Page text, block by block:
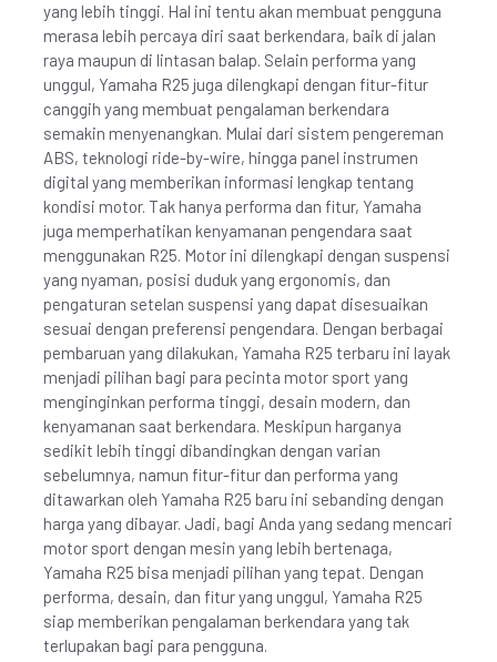
yang lebih tinggi. Hal ini tentu akan membuat pengguna
merasa lebih percaya diri saat berkendara, baik di jalan
raya maupun di lintasan balap. Selain performa yang
unggul, Yamaha R25 juga dilengkapi dengan fitur-fitur
canggih yang membuat pengalaman berkendara
semakin menyenangkan. Mulai dari sistem pengereman
ABS, teknologi ride-by-wire, hingga panel instrumen
digital yang memberikan informasi lengkap tentang
kondisi motor. Tak hanya performa dan fitur, Yamaha
juga memperhatikan kenyamanan pengendara saat
menggunakan R25. Motor ini dilengkapi dengan suspensi
yang nyaman, posisi duduk yang ergonomis, dan
pengaturan setelan suspensi yang dapat disesuaikan
sesuai dengan preferensi pengendara. Dengan berbagai
pembaruan yang dilakukan, Yamaha R25 terbaru ini layak
menjadi pilihan bagi para pecinta motor sport yang
menginginkan performa tinggi, desain modern, dan
kenyamanan saat berkendara. Meskipun harganya
sedikit lebih tinggi dibandingkan dengan varian
sebelumnya, namun fitur-fitur dan performa yang
ditawarkan oleh Yamaha R25 baru ini sebanding dengan
harga yang dibayar. Jadi, bagi Anda yang sedang mencari
motor sport dengan mesin yang lebih bertenaga,
Yamaha R25 bisa menjadi pilihan yang tepat. Dengan
performa, desain, dan fitur yang unggul, Yamaha R25
siap memberikan pengalaman berkendara yang tak
terlupakan bagi para pengguna.